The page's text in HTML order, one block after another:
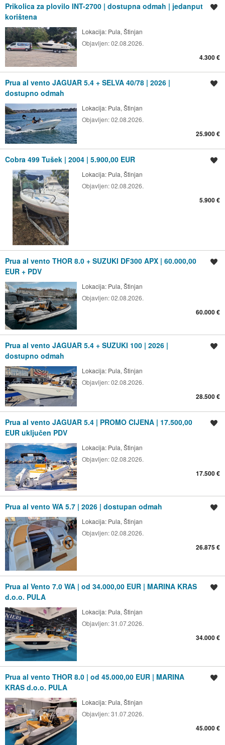
Prikolica za plovilo INT-2700 | dostupna odmah | jedanput
korištena
Lokacija: Pula, Štinjan
Objavljen:02.08.2026.
4.300 €
Prua al vento JAGUAR 5.4 + SELVA 40/78 | 2026 |
dostupno odmah
Lokacija: Pula, Štinjan
Objavljen:02.08.2026.
25.900 €
Cobra 499 Tušek | 2004 | 5.900,00 EUR
Lokacija: Pula, Štinjan
Objavljen:02.08.2026.
5.900 €
Prua al vento THOR 8.0 + SUZUKI DF300 APX | 60.000,00
EUR + PDV
Lokacija: Pula, Štinjan
Objavljen:02.08.2026.
60.000 €
Prua al vento JAGUAR 5.4 + SUZUKI 100 | 2026 |
dostupno odmah
Lokacija: Pula, Štinjan
Objavljen:02.08.2026.
28.500 €
Prua al vento JAGUAR 5.4 | PROMO CIJENA | 17.500,00
EUR uključen PDV
Lokacija: Pula, Štinjan
Objavljen:02.08.2026.
17.500 €
Prua al vento WA 5.7 | 2026 | dostupan odmah
Lokacija: Pula, Štinjan
Objavljen:02.08.2026.
26.875 €
Prua al Vento 7.0 WA | od 34.000,00 EUR | MARINA KRAS
d.o.o. PULA
Lokacija: Pula, Štinjan
Objavljen:31.07.2026.
34.000 €
Prua al vento THOR 8.0 | od 45.000,00 EUR | MARINA
KRAS d.o.o. PULA
Lokacija: Pula, Štinjan
Objavljen:31.07.2026.
45.000 €